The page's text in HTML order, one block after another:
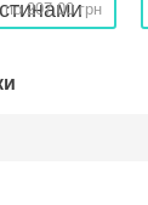
по 207.00 грн